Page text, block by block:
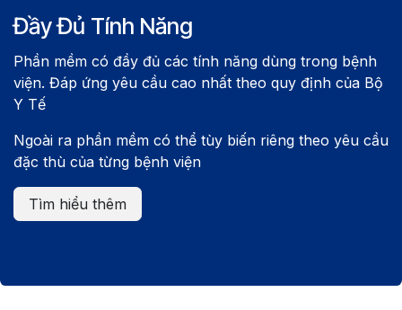
Đầy Đủ Tính Năng
Phần mềm có đầy đủ các tính năng dùng trong bệnh
viện. Đáp ứng yêu cầu cao nhất theo quy định của Bộ
Y Tế
Ngoài ra phần mềm có thể tùy biến riêng theo yêu cầu
đặc thù của từng bệnh viện
Tìm hiểu thêm